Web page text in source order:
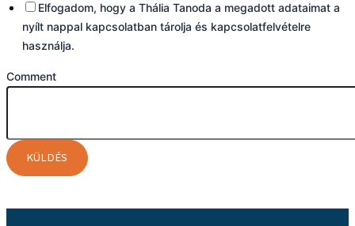
Elfogadom, hogy a Thália Tanoda a megadott adataimat a
nyílt nappal kapcsolatban tárolja és kapcsolatfelvételre
használja.
Comment
KÜLDÉS